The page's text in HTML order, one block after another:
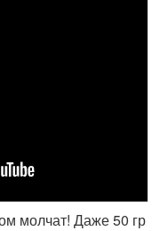
молчат! Даже 50 гр